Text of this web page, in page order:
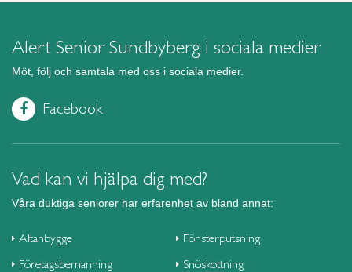
Alert Senior Sundbyberg i sociala medier
Möt, följ och samtala med oss i sociala medier.
Facebook
Vad kan vi hjälpa dig med?
Våra duktiga seniorer har erfarenhet av bland annat:
Altanbygge
Företagsbemanning
Fönsterputsning
Snöskottning